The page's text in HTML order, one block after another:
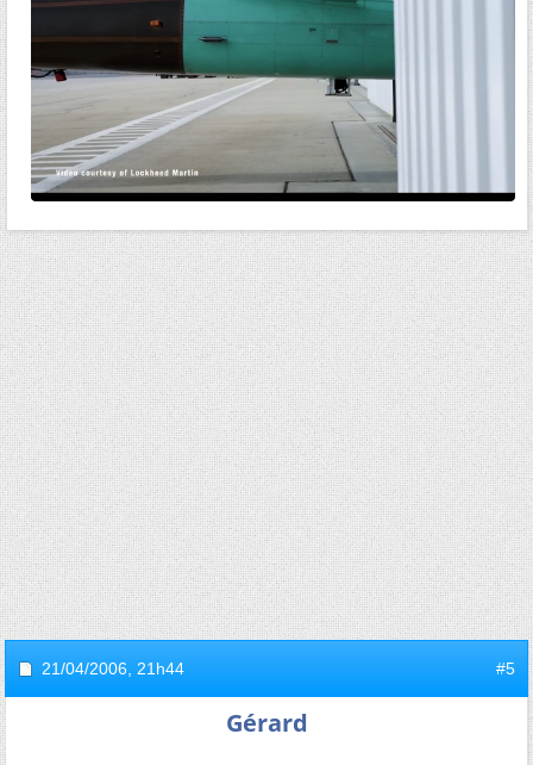
21/04/2006, 21h44 #5
Gérard